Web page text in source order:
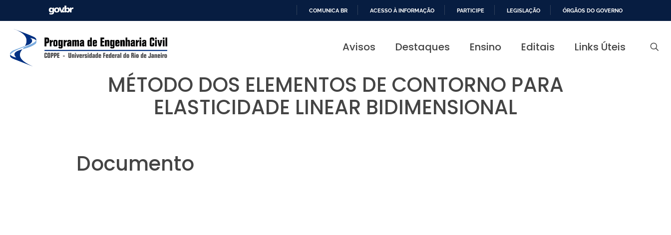
PARA
COMUNICA BR ACESSO À INFORMAÇÃO PARTICIPE LEGISLAÇÃO ÓRGÃOS DO GOVERNO
Avisos Destaques Ensino Editais Links Úteis
MÉTODO DOS ELEMENTOS DE CONTORNO PARA
ELASTICIDADE LINEAR BIDIMENSIONAL
Documento